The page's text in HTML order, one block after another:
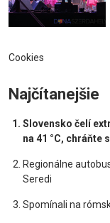
Cookies
Najčítanejšie
Slovensko čelí
na 41 °C, chráňte
Regionálne
Seredi
Spomínali na